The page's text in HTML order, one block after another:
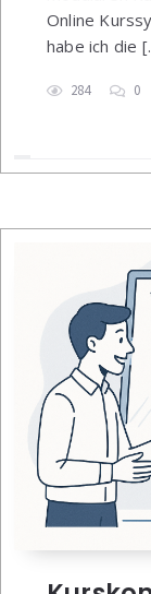
Online
habe ich die
284 0